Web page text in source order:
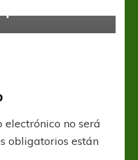
electrónico no será
obligatorios están